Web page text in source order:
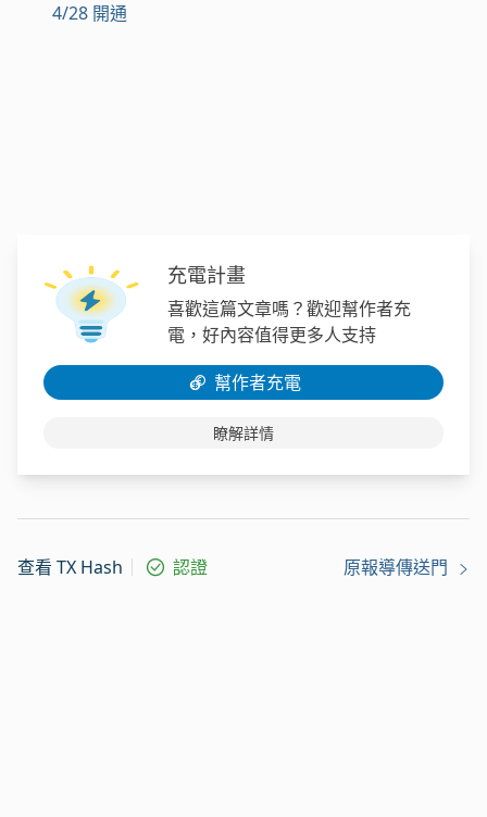
4/28 開通
充電計畫
喜歡這篇文章嗎？歡迎幫作者充
電，好內容值得更多人支持
幫作者充電
瞭解詳情
查看 TX Hash 認證 原報導傳送門